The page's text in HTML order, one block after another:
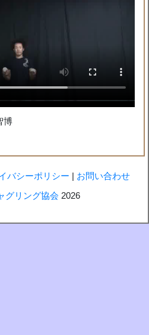
博
バシーポリシー お問い合わせ
グリング協会 2026